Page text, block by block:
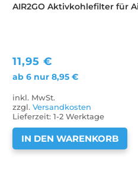
AIR2GO Aktivkohlefilter für
11,95€
ab 6 nur8,95€
inkl. MwSt.
zzgl.Versandkosten
Lieferzeit:1-2 Werktage
IN DEN WARENKORB